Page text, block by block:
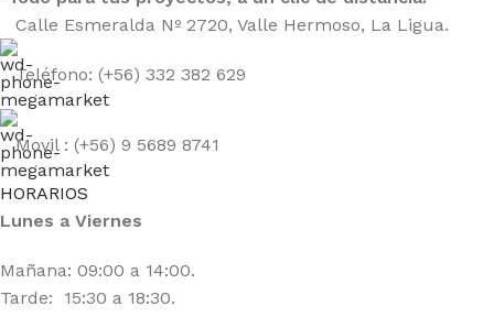
Calle Esmeralda Nº 2720, Valle Hermoso, La Ligua.
Teléfono: (+56) 332 382 629
Movil : (+56) 9 5689 8741
HORARIOS
Lunes a Viernes
Mañana: 09:00 a 14:00.
Tarde: 15:30 a 18:30.